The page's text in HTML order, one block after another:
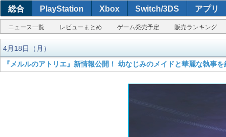
総合 PlayStation Xbox Switch/3DS アプリ
ニュース一覧 レビューまとめ ゲーム発売予定 販売ランキング
4月18日（月）
『メルルのアトリエ』新情報公開！ 幼なじみのメイドと華麗な執事を